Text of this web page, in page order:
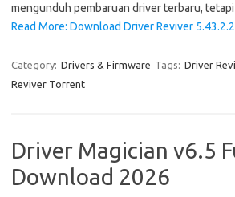
mengunduh pembaruan driver terbaru,
Read More: Download Driver Reviver
Category: Drivers & Firmware Tags: Driver
Reviver Torrent
Driver Magician v6.5
Download 2026